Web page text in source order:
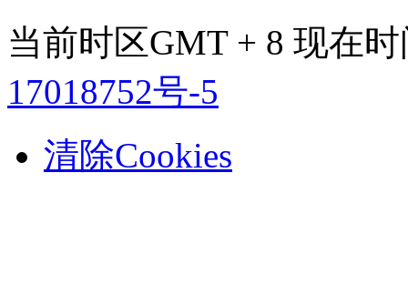
当前时区GMT + 8 现在
17018752号-5
清除Cookies